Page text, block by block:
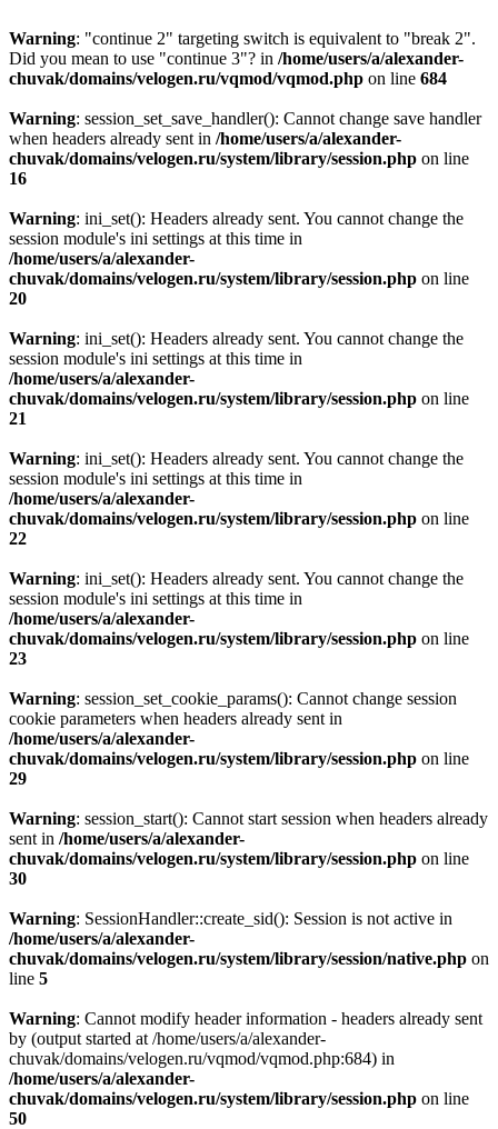
Warning: "continue 2" targeting switch is equivalent to "break 2".
Did you mean to use "continue 3"? in /home/users/a/alexander-
chuvak/domains/velogen.ru/vqmod/vqmod.php on line 684
Warning: session_set_save_handler(): Cannot change save handler
when headers already sent in /home/users/a/alexander-
chuvak/domains/velogen.ru/system/library/session.php on line
16
Warning: ini_set(): Headers already sent. You cannot change the
session module's ini settings at this time in
/home/users/a/alexander-
chuvak/domains/velogen.ru/system/library/session.php on line
20
Warning: ini_set(): Headers already sent. You cannot change the
session module's ini settings at this time in
/home/users/a/alexander-
chuvak/domains/velogen.ru/system/library/session.php on line
21
Warning: ini_set(): Headers already sent. You cannot change the
session module's ini settings at this time in
/home/users/a/alexander-
chuvak/domains/velogen.ru/system/library/session.php on line
22
Warning: ini_set(): Headers already sent. You cannot change the
session module's ini settings at this time in
/home/users/a/alexander-
chuvak/domains/velogen.ru/system/library/session.php on line
23
Warning: session_set_cookie_params(): Cannot change session
cookie parameters when headers already sent in
/home/users/a/alexander-
chuvak/domains/velogen.ru/system/library/session.php on line
29
Warning: session_start(): Cannot start session when headers already
sent in /home/users/a/alexander-
chuvak/domains/velogen.ru/system/library/session.php on line
30
Warning: SessionHandler::create_sid(): Session is not active in
/home/users/a/alexander-
chuvak/domains/velogen.ru/system/library/session/native.php on
line 5
Warning: Cannot modify header information - headers already sent
by (output started at /home/users/a/alexander-
chuvak/domains/velogen.ru/vqmod/vqmod.php:684) in
/home/users/a/alexander-
chuvak/domains/velogen.ru/system/library/session.php on line
50